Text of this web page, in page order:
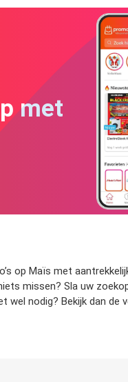
met
op Maïs met
missen? Sla uw
nodig? Bekijk dan de